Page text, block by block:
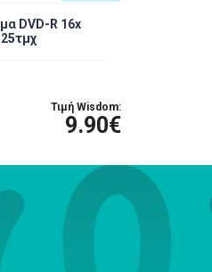
DVD-R 16x
Τιμή Wisdom:
9.90€